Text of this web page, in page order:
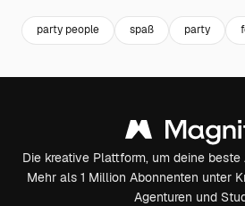
party people spaß party
Die kreative Plattform, um deine
Mehr als 1 Million Abonnenten unter
Agenturen und